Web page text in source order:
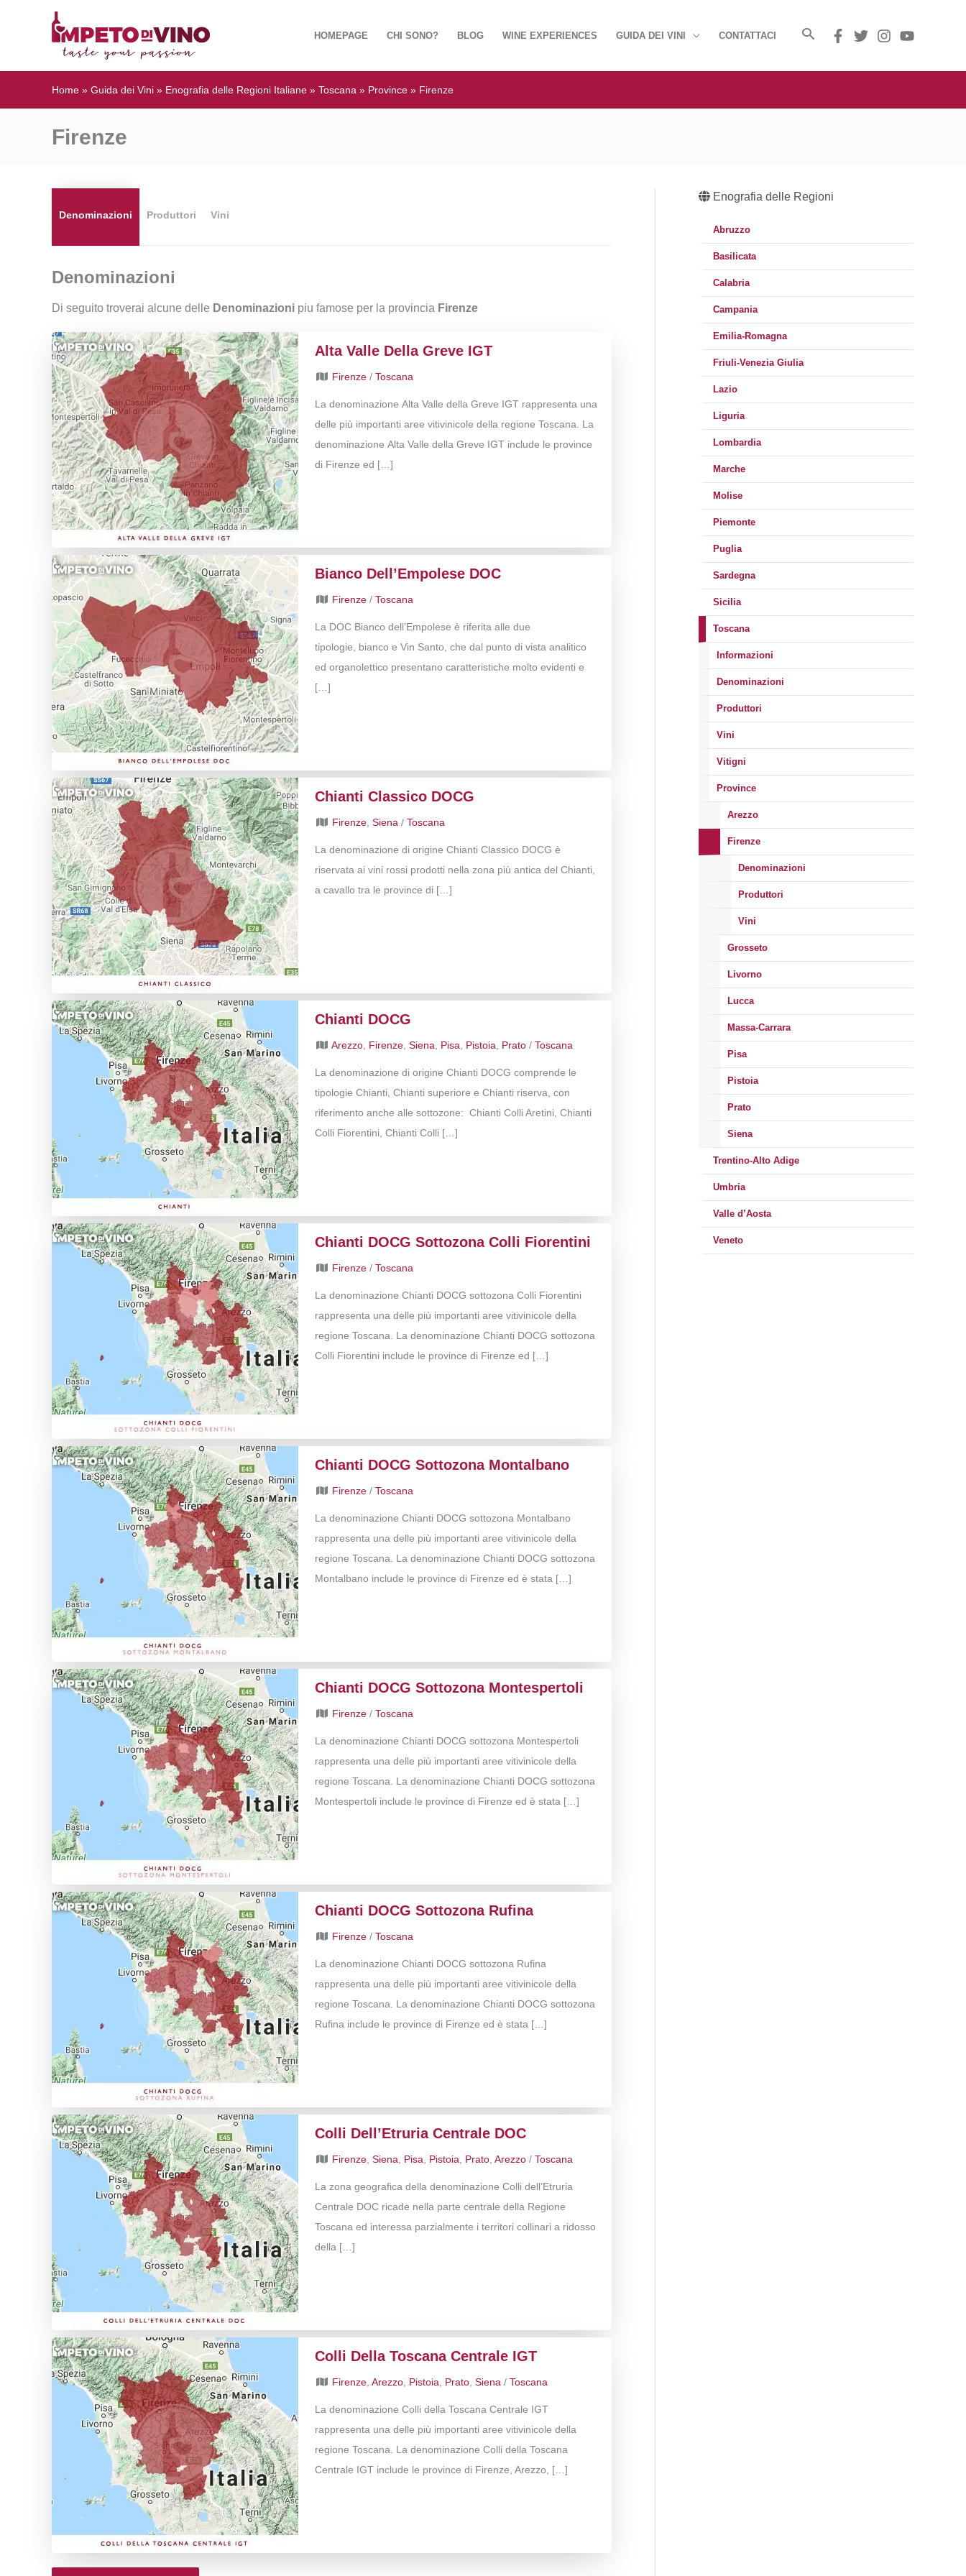
HOMEPAGE CHI SONO? BLOG WINE EXPERIENCES GUIDA DEI VINI CONTATTACI
Home » Guida dei Vini » Enografia delle Regioni Italiane » Toscana » Province » Firenze
Firenze
Denominazioni Produttori Vini
Denominazioni
Di seguito troverai alcune delle Denominazioni piu famose per la provincia Firenze
Alta Valle Della Greve IGT
Firenze /Toscana
La denominazione Alta Valle della Greve IGT rappresenta una
delle più importanti aree vitivinicole della regione Toscana. La
denominazione Alta Valle della Greve IGT include le province
di Firenze ed […]
Bianco Dell’Empolese DOC
Firenze /Toscana
La DOC Bianco dell’Empolese è riferita alle due
tipologie, bianco e Vin Santo, che dal punto di vista analitico
ed organolettico presentano caratteristiche molto evidenti e
[…]
Chianti Classico DOCG
Firenze ,Siena /Toscana
La denominazione di origine Chianti Classico DOCG è
riservata ai vini rossi prodotti nella zona più antica del Chianti,
a cavallo tra le province di […]
Chianti DOCG
Arezzo Firenze ,Siena Pisa Pistoia Prato /Toscana
La denominazione di origine Chianti DOCG comprende le
tipologie Chianti, Chianti superiore e Chianti riserva, con
riferimento anche alle sottozone: Chianti Colli Aretini, Chianti
Colli Fiorentini, Chianti Colli […]
Chianti DOCG Sottozona Colli Fiorentini
Firenze /Toscana
La denominazione Chianti DOCG sottozona Colli Fiorentini
rappresenta una delle più importanti aree vitivinicole della
regione Toscana. La denominazione Chianti DOCG sottozona
Colli Fiorentini include le province di Firenze ed […]
Chianti DOCG Sottozona Montalbano
Firenze /Toscana
La denominazione Chianti DOCG sottozona Montalbano
rappresenta una delle più importanti aree vitivinicole della
regione Toscana. La denominazione Chianti DOCG sottozona
Montalbano include le province di Firenze ed è stata […]
Chianti DOCG Sottozona Montespertoli
Firenze /Toscana
La denominazione Chianti DOCG sottozona Montespertoli
rappresenta una delle più importanti aree vitivinicole della
regione Toscana. La denominazione Chianti DOCG sottozona
Montespertoli include le province di Firenze ed è stata […]
Chianti DOCG Sottozona Rufina
Firenze /Toscana
La denominazione Chianti DOCG sottozona Rufina
rappresenta una delle più importanti aree vitivinicole della
regione Toscana. La denominazione Chianti DOCG sottozona
Rufina include le province di Firenze ed è stata […]
Colli Dell’Etruria Centrale DOC
Firenze ,Siena Pisa Pistoia Prato ,Arezzo /Toscana
La zona geografica della denominazione Colli dell’Etruria
Centrale DOC ricade nella parte centrale della Regione
Toscana ed interessa parzialmente i territori collinari a ridosso
della […]
Colli Della Toscana Centrale IGT
Firenze ,Arezzo Pistoia Prato ,Siena /Toscana
La denominazione Colli della Toscana Centrale IGT
rappresenta una delle più importanti aree vitivinicole della
regione Toscana. La denominazione Colli della Toscana
Centrale IGT include le province di Firenze, Arezzo, […]
Enografia delle Regioni
Abruzzo
Basilicata
Calabria
Campania
Emilia-Romagna
Friuli-Venezia Giulia
Lazio
Liguria
Lombardia
Marche
Molise
Piemonte
Puglia
Sardegna
Sicilia
Toscana
Informazioni
Denominazioni
Produttori
Vini
Vitigni
Province
Arezzo
Firenze
Denominazioni
Produttori
Vini
Grosseto
Livorno
Lucca
Massa-Carrara
Pisa
Pistoia
Prato
Siena
Trentino-Alto Adige
Umbria
Valle d’Aosta
Veneto